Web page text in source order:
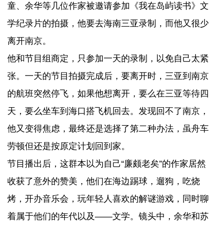
童、余华等几位作家被邀请参加《我在岛屿读书》文
学纪录片的拍摄，他要去海南三亚录制，而他又很少
离开南京。
他和节目组商定，只参加一天的录制，以免自己太紧
张。一天的节目拍摄完成后，要离开时，三亚到南京
的航班突然停飞，如果他想离开，要么在三亚等待四
天，要么坐车到海口搭飞机回去。发现回不了南京，
他又变得焦虑，最终还是选择了第二种办法，虽舟车
劳顿但还是按原定计划回到家。
节目播出后，这群本以为自己“廉颇老矣”的作家居然
收获了意外的赞美，他们在海边踢球，遛狗，吃烧
烤，开办音乐会，玩年轻人喜欢的解谜游戏，同时聊
着属于他们的年代以及——文学。镜头中，余华和苏